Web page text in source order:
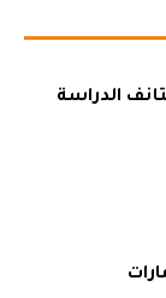
الدراسة